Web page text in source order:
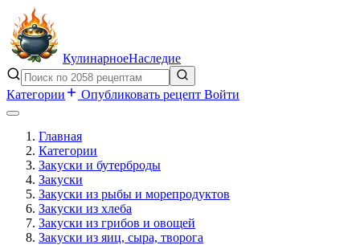
КулинарноеНаследие
Категории Опубликовать рецепт Войти
Главная
Категории
Закуски и бутерброды
Закуски
Закуски из рыбы и морепродуктов
Закуски из хлеба
Закуски из грибов и овощей
Закуски из яиц, сыра, творога